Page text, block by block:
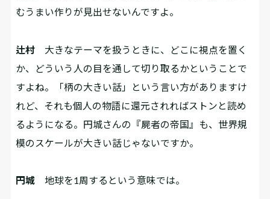
むうまい作りが見出せないんですよ。
辻村 大きなテーマを扱うときに、どこに視点を置く
か、どういう人の目を通して切り取るかということで
すよね。「柄の大きい話」という言い方がありますけ
れど、それも個人の物語に還元されればストンと読め
るようになる。円城さんの『屍者の帝国』も、世界規
模のスケールが大きい話じゃないですか。
円城 地球を1周するという意味では。